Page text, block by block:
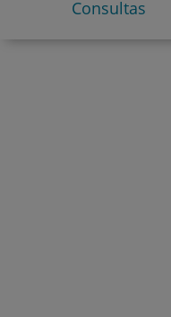
Consultas